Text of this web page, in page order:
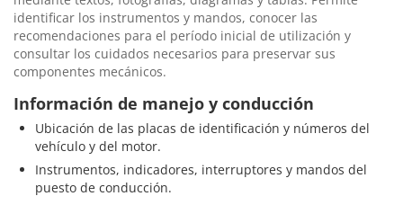
identificar los instrumentos y mandos, conocer las
recomendaciones para el período inicial de utilización y
consultar los cuidados necesarios para preservar sus
componentes mecánicos.
Información de manejo y conducción
Ubicación de las placas de identificación y números del
vehículo y del motor.
Instrumentos, indicadores, interruptores y mandos del
puesto de conducción.